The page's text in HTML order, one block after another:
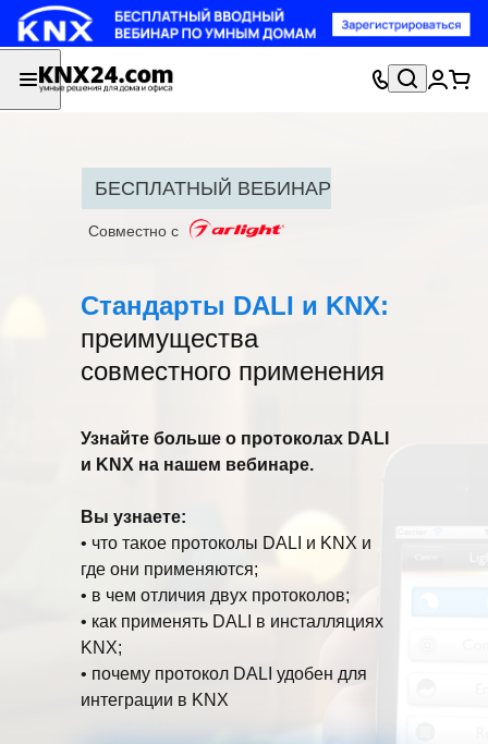
Стандарты DALI и KNX:
преимущества
совместного применения
Совместно с
БЕСПЛАТНЫЙ ВЕБИНАР
Узнайте больше о протоколах DALI
и KNX на нашем вебинаре.
Вы узнаете:
•‎ что такое протоколы DALI и KNX и
где они применяются;
•‎ в чем отличия двух протоколов;
•‎ как применять DALI в инсталляциях
KNX;
•‎ почему протокол DALI удобен для
интеграции в KNX